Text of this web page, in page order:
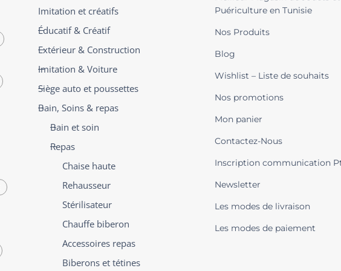
Imitation et créatifs
Éducatif & Créatif
Extérieur & Construction
Imitation & Voiture
Siège auto et poussettes
Bain, Soins & repas
Bain et soin
Repas
Chaise haute
Rehausseur
Stérilisateur
Chauffe biberon
Accessoires repas
Biberons et tétines
Puériculture en Tunisie
Nos Produits
Blog
Wishlist – Liste de souhaits
Nos promotions
Mon panier
Contactez-Nous
Inscription communication
Newsletter
Les modes de livraison
Les modes de paiement